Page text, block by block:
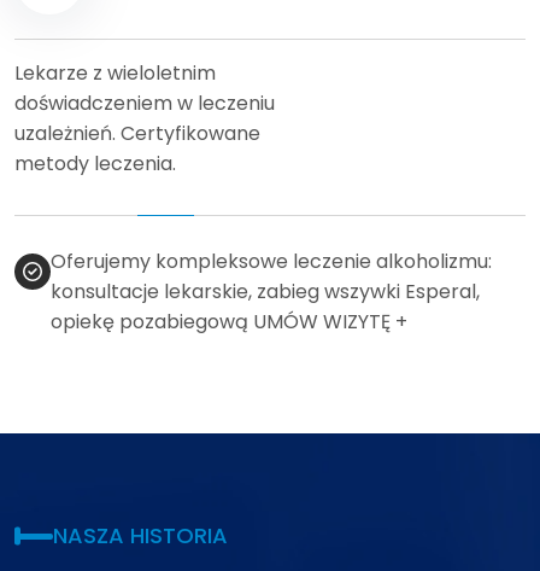
Lekarze z wieloletnim
doświadczeniem w leczeniu
uzależnień. Certyfikowane
metody leczenia.
Oferujemy kompleksowe leczenie alkoholizmu:
konsultacje lekarskie, zabieg wszywki Esperal,
opiekę pozabiegową UMÓW WIZYTĘ +
NASZA HISTORIA